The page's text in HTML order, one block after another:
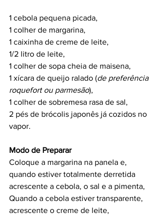
1 cebola pequena picada,
1 colher de margarina,
1 caixinha de creme de leite,
1/2 litro de leite,
1 colher de sopa cheia de maisena,
1 xícara de queijo ralado (de preferência
roquefort ou parmesão),
1 colher de sobremesa rasa de sal,
2 pés de brócolis japonês já cozidos no
vapor.
Modo de Preparar
Coloque a margarina na panela e,
quando estiver totalmente derretida
acrescente a cebola, o sal e a pimenta,
Quando a cebola estiver transparente,
acrescente o creme de leite,